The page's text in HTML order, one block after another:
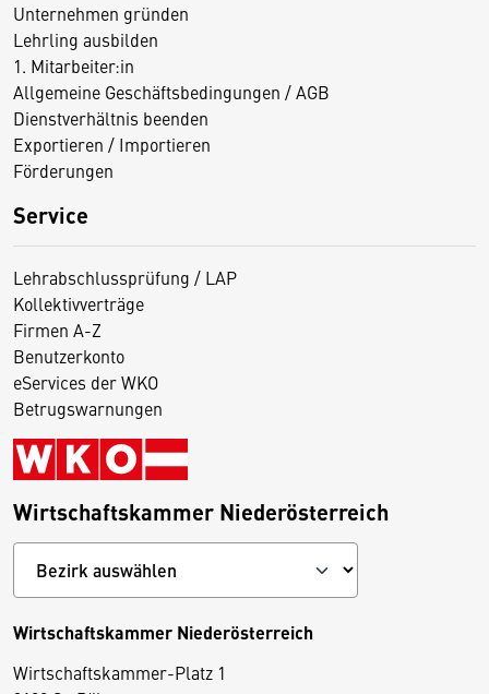
Unternehmen gründen
Lehrling ausbilden
1. Mitarbeiter:in
Allgemeine Geschäftsbedingungen / AGB
Dienstverhältnis beenden
Exportieren / Importieren
Förderungen
Service
Lehrabschlussprüfung / LAP
Kollektivverträge
Firmen A-Z
Benutzerkonto
eServices der WKO
Betrugswarnungen
Wirtschaftskammer Niederösterreich
Wirtschaftskammer Niederösterreich
Wirtschaftskammer-Platz 1